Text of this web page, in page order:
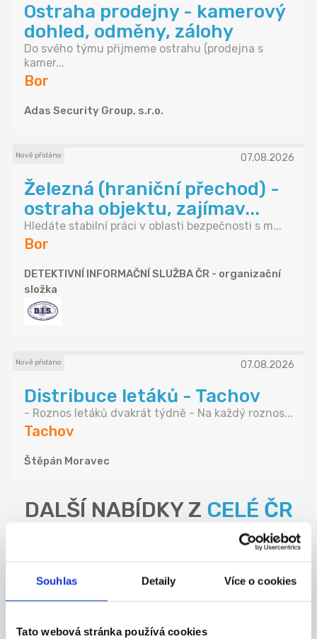
Souhlas Detaily Více o cookies
Tato webová stránka používá cookies
Ostraha prodejny - kamerový
dohled, odměny, zálohy
Do svého týmu přijmeme ostrahu (prodejna s
kamer...
Bor
Adas Security Group, s.r.o.
Nově přidáno 07.08.2026
Železná (hraniční přechod) -
ostraha objektu, zajímav...
Hledáte stabilní práci v oblasti bezpečnosti s m...
Bor
DETEKTIVNÍ INFORMAČNÍ SLUŽBA ČR - organizační
složka
Nově přidáno 07.08.2026
Distribuce letáků - Tachov
- Roznos letáků dvakrát týdně - Na každý roznos...
Tachov
Štěpán Moravec
DALŠÍ NABÍDKY Z CELÉ ČR
24.07.2026
CNC frézař | Bez nočních
směn
Celá ČR